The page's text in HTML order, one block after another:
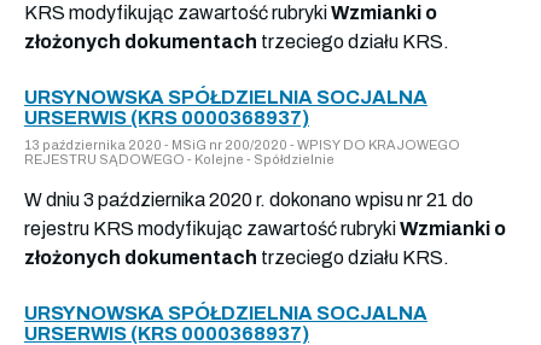
KRS modyfikując zawartość rubrykiWzmianki o
złożonych dokumentach trzeciego działu KRS.
URSYNOWSKA SPÓŁDZIELNIA SOCJALNA
URSERWIS (KRS 0000368937)
13 października 2020 - MSiG nr 200/2020 - WPISY DO KRAJOWEGO
REJESTRU SĄDOWEGO - Kolejne - Spółdzielnie
W dniu 3 października 2020 r. dokonano wpisu nr 21 do
rejestru KRS modyfikując zawartość rubrykiWzmianki o
złożonych dokumentach trzeciego działu KRS.
URSYNOWSKA SPÓŁDZIELNIA SOCJALNA
URSERWIS (KRS 0000368937)